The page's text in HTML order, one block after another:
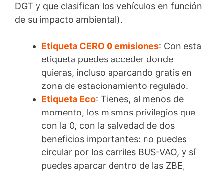
DGT y que clasifican los vehículos en función
de su impacto ambiental).
Etiqueta CERO 0 emisiones: Con esta
etiqueta puedes acceder donde
quieras, incluso aparcando gratis en
zona de estacionamiento regulado.
Etiqueta Eco: Tienes, al menos de
momento, los mismos privilegios que
con la 0, con la salvedad de dos
beneficios importantes: no puedes
circular por los carriles BUS-VAO, y sí
puedes aparcar dentro de las ZBE,